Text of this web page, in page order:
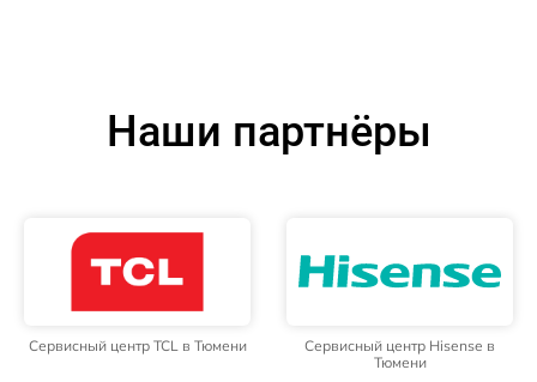
Наши партнёры
Сервисный центр TCL в Тюмени
Сервисный центр Hisense в
Тюмени